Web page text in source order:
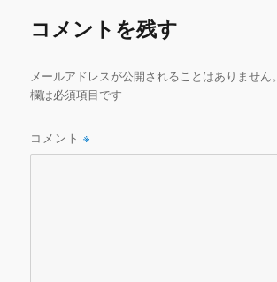
k
コメントを残す
メールアドレスが公開されることはありません。
欄は必須項目です
コメント※